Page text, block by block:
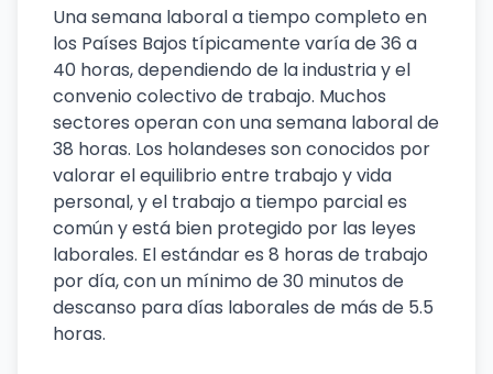
Una semana laboral a tiempo completo en
los Países Bajos típicamente varía de 36 a
40 horas, dependiendo de la industria y el
convenio colectivo de trabajo. Muchos
sectores operan con una semana laboral de
38 horas. Los holandeses son conocidos por
valorar el equilibrio entre trabajo y vida
personal, y el trabajo a tiempo parcial es
común y está bien protegido por las leyes
laborales. El estándar es 8 horas de trabajo
por día, con un mínimo de 30 minutos de
descanso para días laborales de más de 5.5
horas.